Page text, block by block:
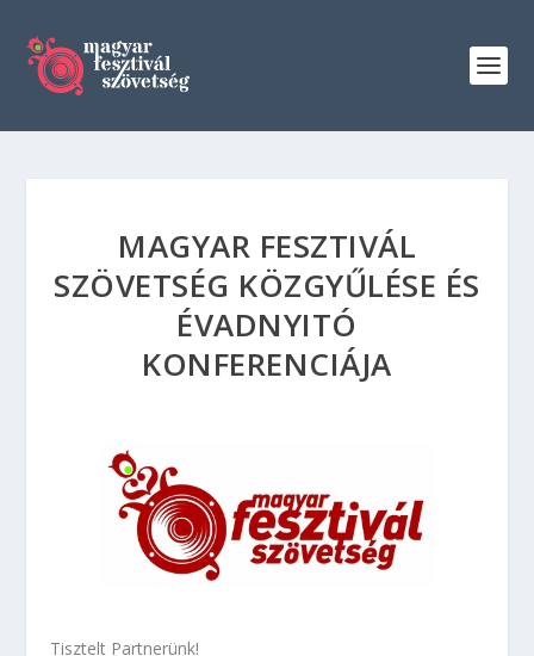
MAGYAR FESZTIVÁL
SZÖVETSÉG KÖZGYŰLÉSE ÉS
ÉVADNYITÓ
KONFERENCIÁJA
Tisztelt Partnerünk!